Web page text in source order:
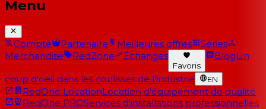
Menu
Compte Partenaire Meilleures offres
Séries
Merchandise
RedZone Échanges
Favoris
BlogUn
coup d'oeil dans les coulisses de l'industrie EN
RedOne LocationLocation d'équipement de qualité
RedOne PROServices d'installations professionnelles